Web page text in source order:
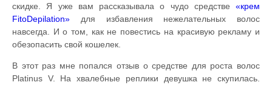
скидке. Я уже вам рассказывала о чудо средстве «крем
FitoDepilation» для избавления нежелательных волос
навсегда. И о том, как не повестись на красивую рекламу и
обезопасить свой кошелек.
В этот раз мне попался отзыв о средстве для роста волос
Platinus V. На хвалебные реплики девушка не скупилась.